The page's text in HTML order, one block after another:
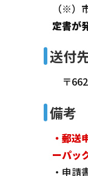
（※）
定書が
送付
〒
備考
・郵送
ーパッ
・申請